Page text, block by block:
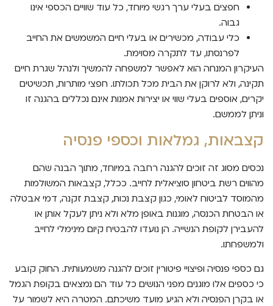
חפצים בעלי ערך רגשי מיוחד, כל עוד שוויים הכספי אינו
גבוה.
כלי עבודה, מכשירים או בעלי חיים המשמשים את החייב
לפרנסתו, עד לתקרה מסוימת.
העיקרון המנחה הוא לאפשר למשפחה להמשיך ולנהל שגרת חיים
תקינה, ולא לרוקן את הבית מכל תכולתו. חפצי מותרות, תכשיטים
יקרים, אוספים בעלי שווי או יצירות אמנות אינם נכללים בהגנה זו
וניתן לממשם.
קצבאות, גמלאות וכספי פנסיה
נכסים מסוג זה זוכים להגנה רחבה במיוחד, מתוך הבנה שהם
מהווים רשת ביטחון סוציאלית לחייב. ככלל, קצבאות המשולמות
מהמוסד לביטוח לאומי, כגון קצבת נכות, קצבת זקנה, דמי אבטלה
או הבטחת הכנסה, מוגנות באופן מלא ולא ניתן לעקל אותן או
להעבירן לקופת הנשייה. הן נועדו להבטיח קיום מינימלי לחייב
ולמשפחתו.
גם כספי פנסיה ופיצויי פיטורין זוכים להגנה משמעותית. החוק קובע
כי כספים אלו מוגנים מפני הנושים כל עוד הם נמצאים בקופת הגמל
או בקרן הפנסיה ולא הגיע מועד משיכתם. המטרה היא לשמור על